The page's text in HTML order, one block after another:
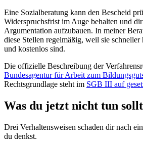
Eine Sozialberatung kann den Bescheid
Widerspruchsfrist im Auge behalten und
Argumentation aufzubauen. In meiner
diese Stellen regelmäßig, weil sie
und kostenlos sind.
Die offizielle Beschreibung der
Bundesagentur für Arbeit zum
Rechtsgrundlage steht im SGB III auf
Was du jetzt nicht tun
Drei Verhaltensweisen schaden dir nach
du denkst.